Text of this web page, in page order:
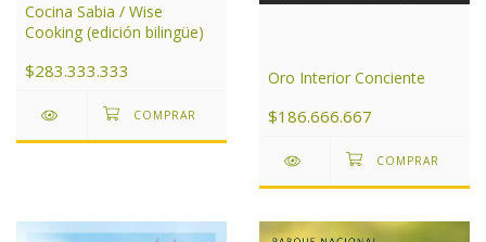
Cocina Sabia / Wise
Cooking (edición bilingüe)
$283.333.333 Oro Interior Conciente
$186.666.667